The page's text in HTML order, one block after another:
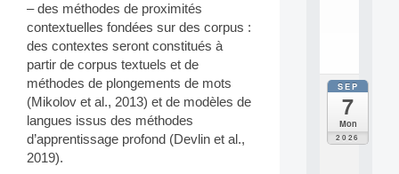
– des méthodes de proximités
contextuelles fondées sur des corpus :
des contextes seront constitués à
partir de corpus textuels et de
méthodes de plongements de mots
(Mikolov et al., 2013) et de modèles de
langues issus des méthodes
d’apprentissage profond (Devlin et al.,
2019).
SEP
7
Mon
2026